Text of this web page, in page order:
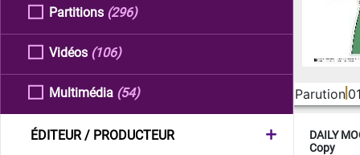
Partitions (296)
Vidéos (106)
Multimédia (54)
ÉDITEUR / PRODUCTEUR
Parution
DAILY
Copy